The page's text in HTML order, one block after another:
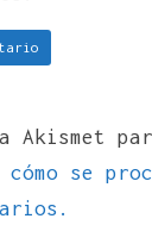
Akismet
cómo se